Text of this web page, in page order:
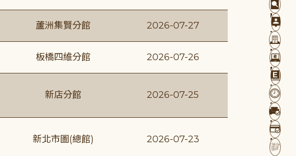
蘆洲集賢分館 2026-07-27
板橋四維分館 2026-07-26
新店分館 2026-07-25
新北市圖(總館) 2026-07-23